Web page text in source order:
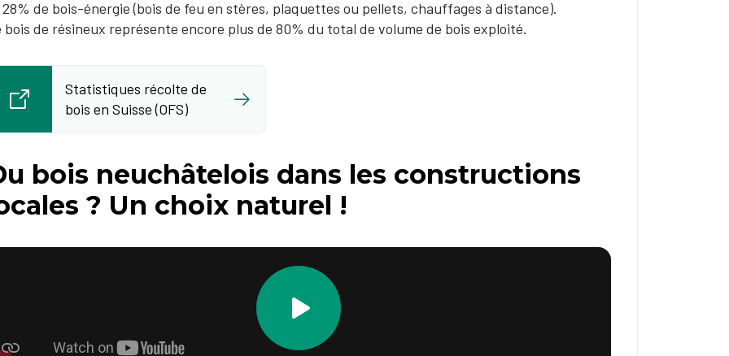
28% de bois-énergie (bois de feu en stères, plaquettes ou pellets, chauffages à distance).
bois de résineux représente encore plus de 80% du total de volume de bois exploité.
Statistiques récolte de
bois en Suisse (OFS)
bois neuchâtelois dans les constructions
? Un choix naturel !